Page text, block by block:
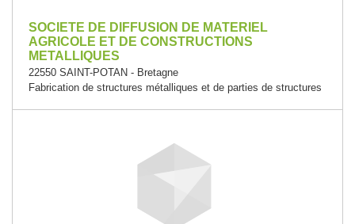
SOCIETE DE DIFFUSION DE MATERIEL
AGRICOLE ET DE CONSTRUCTIONS
METALLIQUES
22550 SAINT-POTAN - Bretagne
Fabrication de structures métalliques et de parties de structures